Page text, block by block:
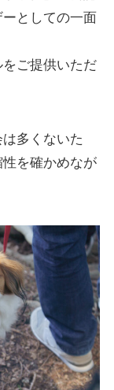
としての一面
ご提供いただ
多くないた
を確かめなが